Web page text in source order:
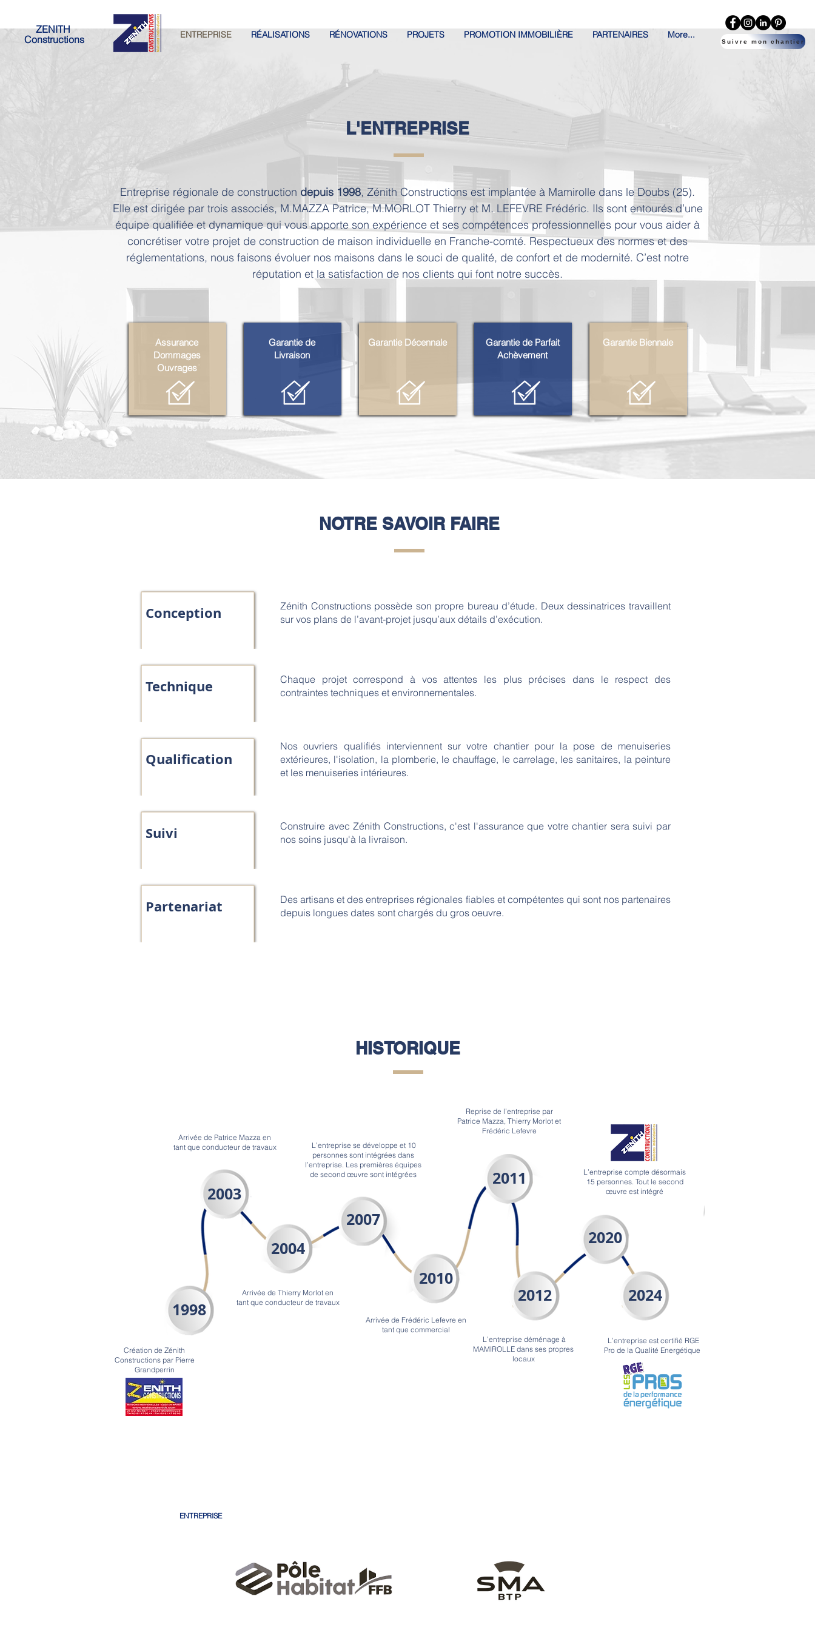
ZENITH
Constructions
ENTREPRISE RÉALISATIONS RÉNOVATIONS PROJETS PROMOTION IMMOBILIÈRE PARTENAIRES More...
Suivre mon chantier
L'ENTREPRISE
Entreprise régionale de construction depuis 1998, Zénith Constructions est implantée à Mamirolle dans le Doubs (25).
Elle est dirigée par trois associés, M.MAZZA Patrice, M.MORLOT Thierry et M. LEFEVRE Frédéric. Ils sont entourés d’une
équipe qualifiée et dynamique qui vous apporte son expérience et ses compétences professionnelles pour vous aider à
concrétiser votre projet de construction de maison individuelle en Franche-comté.Respectueux des normes et des
réglementations, nous faisons évoluer nos maisons dans le souci de qualité, de confort et de modernité. C’est notre
réputation et la satisfaction de nos clients qui font notre succès.
Assurance
Dommages
Ouvrages
Garantie de
Livraison
Garantie Décennale Garantie de Parfait
Achèvement
Garantie Biennale
NOTRE SAVOIR FAIRE
Zénith Constructions possède son propre bureau d’étude. Deux dessinatrices travaillent
sur vos plans de l’avant-projet jusqu’aux détails d’exécution.
Conception
Technique
Chaque projet correspond à vos attentes les plus précises dans le respect des
contraintes techniques et environnementales.
Qualification
Nos ouvriers qualifiés interviennent sur votre chantier pour la pose de menuiseries
extérieures, l'isolation, la plomberie, le chauffage, le carrelage, les sanitaires, la peinture
et les menuiseries intérieures.
Suivi
Construire avec Zénith Constructions, c'est l'assurance que votre chantier sera suivi par
nos soins jusqu'à la livraison.
Partenariat
Des artisans et des entreprises régionales fiables et compétentes qui sont nos partenaires
depuis longues dates sont chargés du gros oeuvre.
Reprise de l’entreprise par
Patrice Mazza, Thierry Morlot et
Frédéric Lefevre
Arrivée de Patrice Mazza en
tant que conducteur de travaux
1998
2003
2011
2020
2004
2007
2010
2012
Arrivée de Thierry Morlot en
tant que conducteur de travaux
Arrivée de Frédéric Lefevre en
tant que commercial
L’entreprise se développe et 10
personnes sont intégrées dans
l’entreprise. Les premières équipes
de second œuvre sont intégrées
L’entreprise déménage à
MAMIROLLE dans ses propres
locaux
L’entreprise compte désormais
15 personnes. Tout le second
œuvre est intégré
Création de Zénith
Constructions par Pierre
Grandperrin
2024
L’entreprise est certifié RGE
Pro de la Qualité Energétique
HISTORIQUE
ENTREPRISE